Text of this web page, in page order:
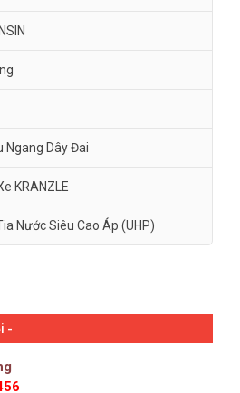
Ngang Dây Đai
KRANZLE
Nước Siêu Cao Áp (UHP)
-